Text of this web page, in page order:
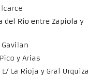
del Rio entre Zapiola y
Gavilan
y Arias
La Rioja y Gral Urquiza